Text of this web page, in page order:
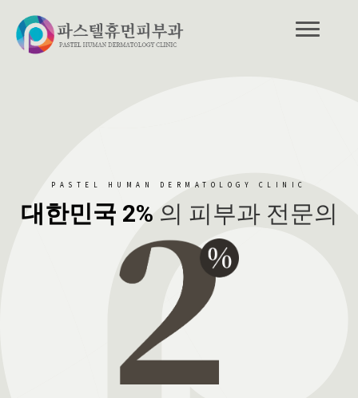
PASTEL HUMAN DERMATOLOGY CLINIC
대한민국 2% 의 피부과 전문의